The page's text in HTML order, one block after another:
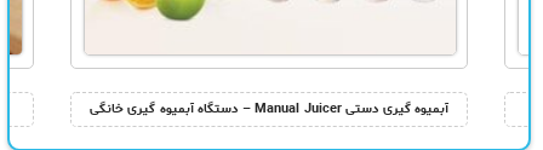
آبمیوه گیری دستی Manual Juicer – دستگاه آبمیوه گیری خانگی